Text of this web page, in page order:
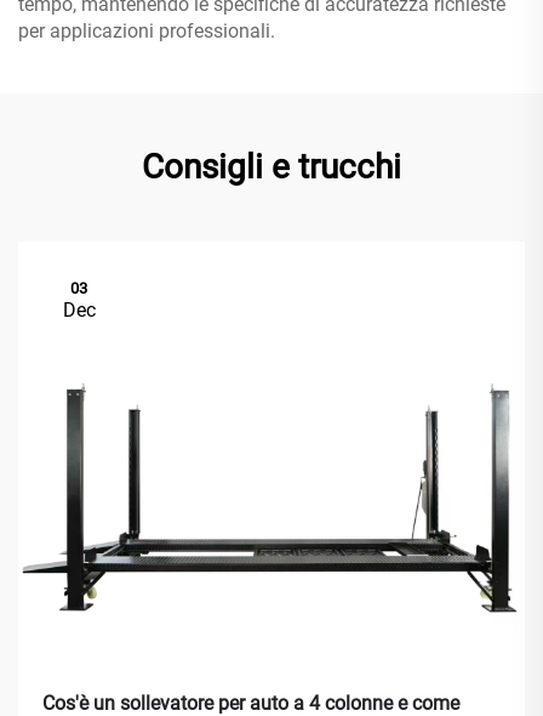
per applicazioni professionali.
Consigli e trucchi
03
Dec
Cos'è un sollevatore per auto a 4 colonne e come